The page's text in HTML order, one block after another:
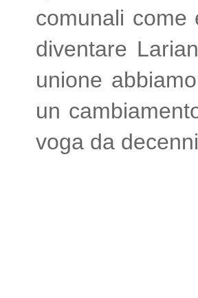
comunali
diventare
unione
un
voga da